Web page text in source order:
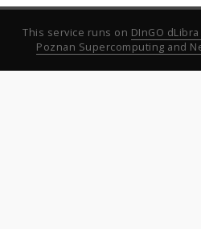
This service runs on DInGO dLibra
Poznan Supercomputing and